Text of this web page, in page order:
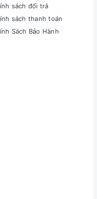
sách đổi trả
sách thanh toán
Sách Bảo Hành